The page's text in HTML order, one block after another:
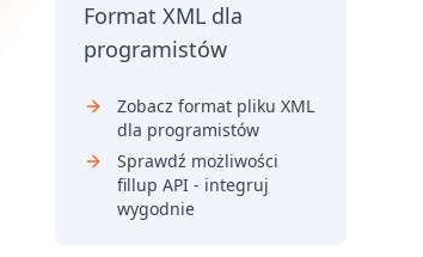
Format XML dla
programistów
Zobacz format pliku XML
dla programistów
Sprawdź możliwości
fillup API - integruj
wygodnie